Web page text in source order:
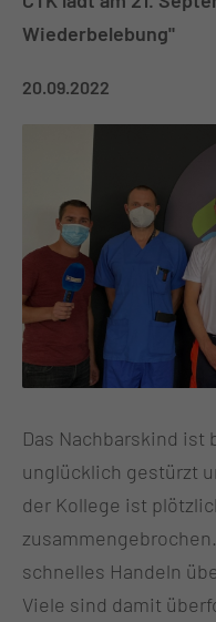
Wiederbelebung"
20.09.2022
Das Nachbarskind ist
unglücklich gestürzt
der Kollege ist
schnelles Handeln
Viele sind damit